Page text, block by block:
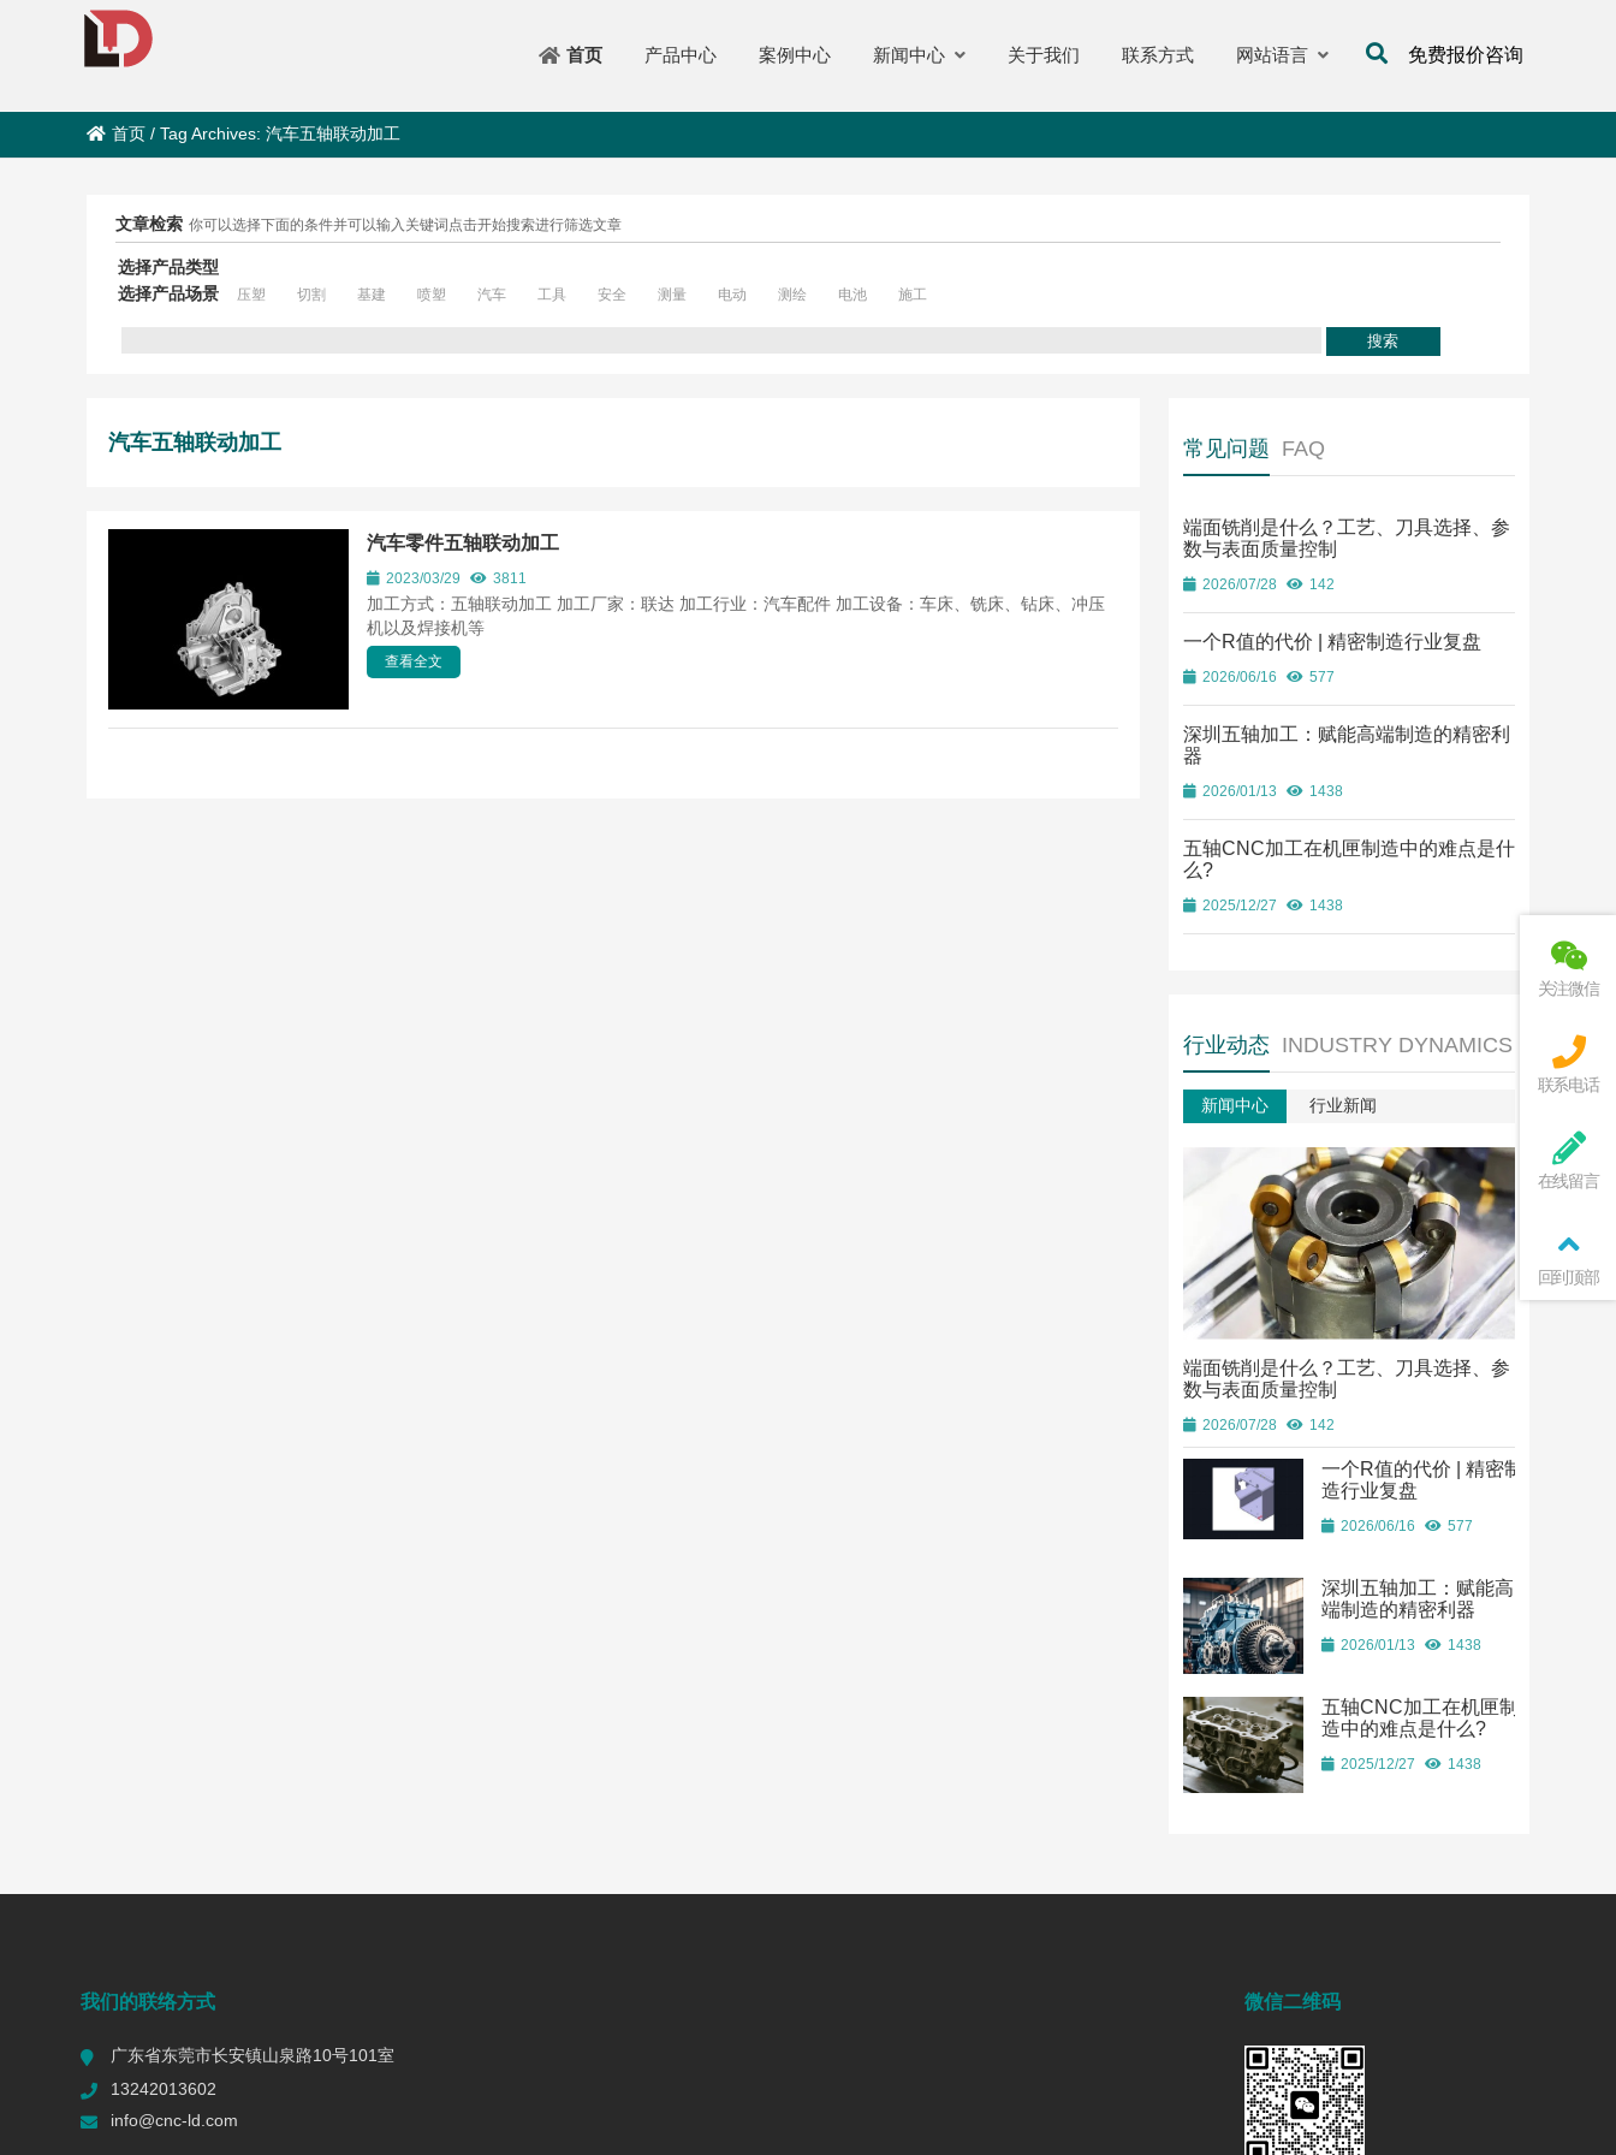
首页 产品中心 案例中心 新闻中心 关于我们 联系方式 网站语言 免费报价咨询
首页 / Tag Archives: 汽车五轴联动加工
文章检索 你可以选择下面的条件并可以输入关键词点击开始搜索进行筛选文章
选择产品类型
选择产品场景
压塑 切割 基建 喷塑 汽车 工具 安全 测量 电动 测绘 电池 施工
汽车五轴联动加工
汽车零件五轴联动加工
2023/03/29 3811
加工方式：五轴联动加工 加工厂家：联达 加工行业：汽车配件 加工设备：车床、铣床、钻床、冲压
机以及焊接机等
查看全文
常见问题 FAQ
端面铣削是什么？工艺、刀具选择、参
数与表面质量控制
2026/07/28 142
一个R值的代价 | 精密制造行业复盘
2026/06/16 577
深圳五轴加工：赋能高端制造的精密利
器
2026/01/13 1438
五轴CNC加工在机匣制造中的难点是什
么?
2025/12/27 1438
行业动态 INDUSTRY DYNAMICS
新闻中心 行业新闻
端面铣削是什么？工艺、刀具选择、参
数与表面质量控制
2026/07/28 142
一个R值的代价 | 精密制
造行业复盘
2026/06/16 577
深圳五轴加工：赋能高
端制造的精密利器
2026/01/13 1438
五轴CNC加工在机匣制
造中的难点是什么?
2025/12/27 1438
我们的联络方式
广东省东莞市长安镇山泉路10号101室
13242013602
info@cnc-ld.com
微信二维码
关注微信
联系电话
在线留言
回到顶部